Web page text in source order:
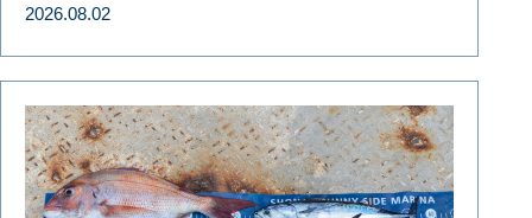
2026.08.02